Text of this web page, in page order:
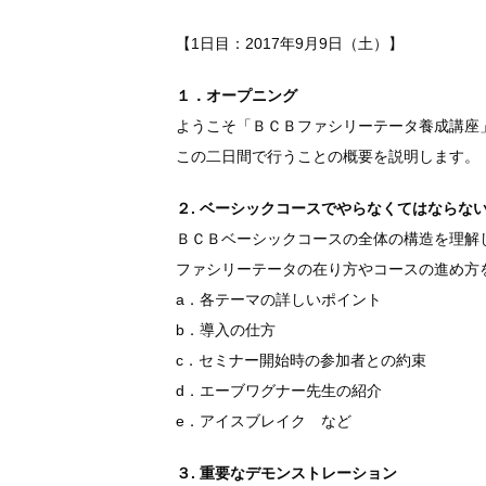
【1日目：2017年9月9日（土）】
１．オープニング
ようこそ「ＢＣＢファシリーテータ養成講座
この二日間で行うことの概要を説明します。
２. ベーシックコースでやらなくてはならな
ＢＣＢベーシックコースの全体の構造を理解
ファシリーテータの在り方やコースの進め方
a．各テーマの詳しいポイント
b．導入の仕方
c．セミナー開始時の参加者との約束
d．エーブワグナー先生の紹介
e．アイスブレイク など
３. 重要なデモンストレーション